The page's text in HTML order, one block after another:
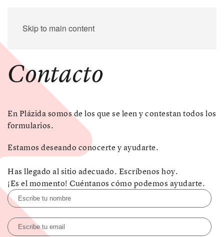
Skip to main content
Contacto
En Plázida somos de los que se leen y contestan todos los
formularios.
Estamos deseando conocerte y ayudarte.
Has llegado al sitio adecuado. Escríbenos hoy.
¡Es el momento! Cuéntanos cómo podemos ayudarte.